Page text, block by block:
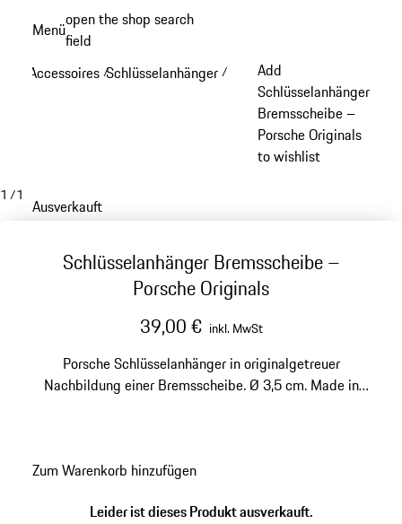
Hauptinhalt
Menüopen the shop search
field
Accessoires /Schlüsselanhänger /
Add
Schlüsselanhänger
Bremsscheibe –
Porsche Originals
to wishlist
1 /1
Ausverkauft
Schlüsselanhänger Bremsscheibe –
Porsche Originals
39,00 € inkl. MwSt
Porsche Schlüsselanhänger in originalgetreuer
Nachbildung einer Bremsscheibe. Ø 3,5 cm. Made in
Zum Warenkorb hinzufügen
Leider ist dieses Produkt ausverkauft.